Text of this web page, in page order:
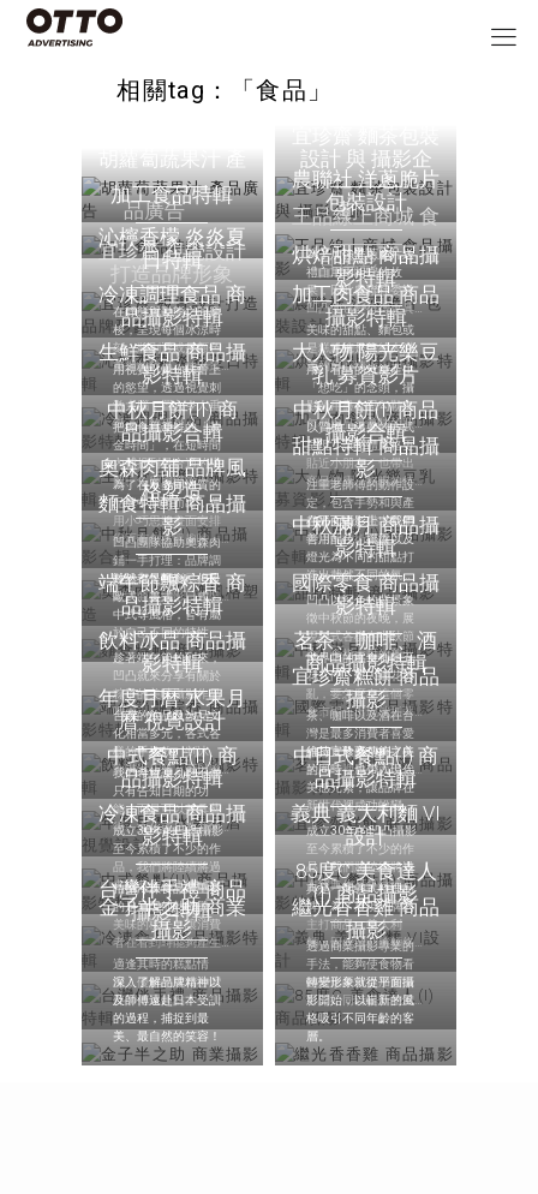
相關tag：「食品」
胡蘿蔔蔬果汁 產
品廣告
設計 與 攝影企
劃
加工食品特輯
王品線上商城 食
品攝影
宜珍齋 視覺設計
打造品牌形象
農聯社 洋蔥脆片
包裝設計
為了加強洋蔥脆片送
禮自用兩相宜的效
果，因此農聯社委託
凹凸使它變得得更具
美感。
沁檸香檬 炎炎夏
日特輯
在靜態與動態之間穿
梭，呈現每個冰涼時
刻，將剔透或是顏色
美麗的飲品，拍出最
令人心動的畫面。
烘焙甜點 商品攝
影特輯
美味的甜點、麵包或
是糕點總是能給人滿
滿的好心情！
冷凍調理食品 商
品攝影特輯
用視覺引爆你味蕾上
的慾望，透過視覺刺
激大腦，置入令人垂
涎三尺的訊息。
加工肉食品 商品
攝影特輯
用「看」的就能產生
「想吃」的念頭，攝
影師用盡心思勾勒出
每個肉品最美味的狀
態與角度。
生鮮食品 商品攝
影特輯
把握食品新鮮的「黃
金時間」，在短時間
內捕捉到最合適的構
圖、角度與擺設！
大人物 陽光樂豆
乳 募資影片
以質樸、溫馨的方式
呈現，讓整體風格更
貼近小朋友，也帶出
商品健康、好喝的特
色。
中秋月餅(II) 商
品攝影合輯
為了在眾多同性質的
品牌中脫穎而出，運
用小巧思將畫面安排
得更有創意跟趣味，
就有機會吸引更多人
的目光！
中秋月餅(I) 商品
攝影合輯
注重老師傅的動作設
定，包含手勢和與產
品的互動，帶出百年
老店的技術與溫度。
奧森肉舖 品牌風
格塑造
凹凸團隊協助奧森肉
鋪一手打理：品牌調
性設定、攝影風格設
定、商品攝影、包裝
設計、文案攥寫以及
網頁視覺。
甜點特輯 商品攝
影
在平面攝影上，我們
善用配色、擺盤以及
燈光為不同的甜點打
造出截然不同的氛
圍。
麵食特輯 商品攝
影
雖然都是麵食，但是
歐式、美式、日式、
中式等風格，皆有屬
於自己不同的特性，
因此商業攝影的工作
就是必須為這些不同
風味的美食打造專屬
的
中秋滿月 商品攝
影特輯
凹凸以深色的背景象
徵中秋節的夜晚，展
現各式各樣在中秋節
令人食指大動的美
食。
端午節飄粽香 商
品攝影特輯
趁著端午節的到來，
凹凸就來分享有關於
粽子的美味攝影作品
吧！
國際零食 商品攝
影特輯
世界上的零食種類五
花八門、讓人眼花撩
亂，要怎麼在這個零
食市場一出現就抓著
別人的目光呢？
飲料冰品 商品攝
影特輯
台灣的飲品及冰品文
化相當多元，各式各
樣的手搖飲、剉冰、
冰淇淋店等，可以說
是台灣其中一大特
色。
茗茶、咖啡、酒
商品攝影特輯
茶、咖啡以及酒在台
灣是最多消費者喜愛
的三大飲品，為了在
這圈子裡脫穎而出，
引人注意的視覺是絕
對不可少的因素！
年度月曆 水果月
曆 視覺設計
我們希望讓月曆不僅
只有告知日期的功
能，而是可以兼具藝
術、文化或是教育的
傳遞。
宜珍齋糕餅 商品
攝影
維持宜珍齋傳統之美
的同時，也帶入現代
美感元素，讓品牌在
新世代裡成功蛻變。
中式餐點(II) 商
品攝影特輯
成立30年的凹凸攝影
至今累積了不少的作
品，我們將陸續將過
去經典作品集結成
冊，分門別類地讓各
位更易搜尋。
中日式餐點(I) 商
品攝影特輯
成立30年的凹凸攝影
至今累積了不少的作
品，我們將陸續將過
去經典作品集結成
冊，分門別類地讓各
位更易搜尋。
冷凍食品 商品攝
影特輯
拍攝冷凍食品最重要
的是呈現他熱騰騰、
美味的樣子，讓消費
者在看到時能夠產生
投射，想像自己買回
這樣商品之後享用它
的樣子。
義典 義大利麵 VI
設計
典是一間義式料理品
牌，為了展現品牌的
主打商品－義大利
麵，因此凹凸將麵條
的特色融入VI當中，
把其圓潤、滑順、Q彈
的特色顯現出來。
台灣伴手禮 商品
攝影特輯
適逢其時的糕點情
境，優雅的成為台灣
伴手禮展焦點。
85度C 美食達人
(I) 商品攝影
透過商業攝影專業的
手法，能夠使食物看
起來比平常更加耀眼
可口，同時提升整體
質感，為商品附加上
更多額外的價值。
金子半之助 商業
攝影
深入了解品牌精神以
及師傅遠赴日本受訓
的過程，捕捉到最
美、最自然的笑容！
繼光香香雞 商品
攝影
轉變形象就從平面攝
影開始，以嶄新的風
格吸引不同年齡的客
層。